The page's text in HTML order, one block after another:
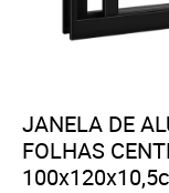
JANELA DE
FOLHAS